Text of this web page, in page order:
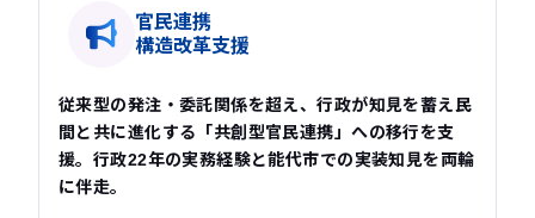
官民連携
構造改革支援
従来型の発注・委託関係を超え、行政が知見を蓄え民
間と共に進化する「共創型官民連携」への移行を支
援。行政22年の実務経験と能代市での実装知見を両輪
に伴走。